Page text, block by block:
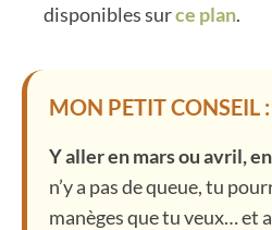
disponibles surce plan.
MON PETIT CONSEIL :
Y aller en mars ou avril,
n’y a pas de queue, tu
manèges que tu veux… et